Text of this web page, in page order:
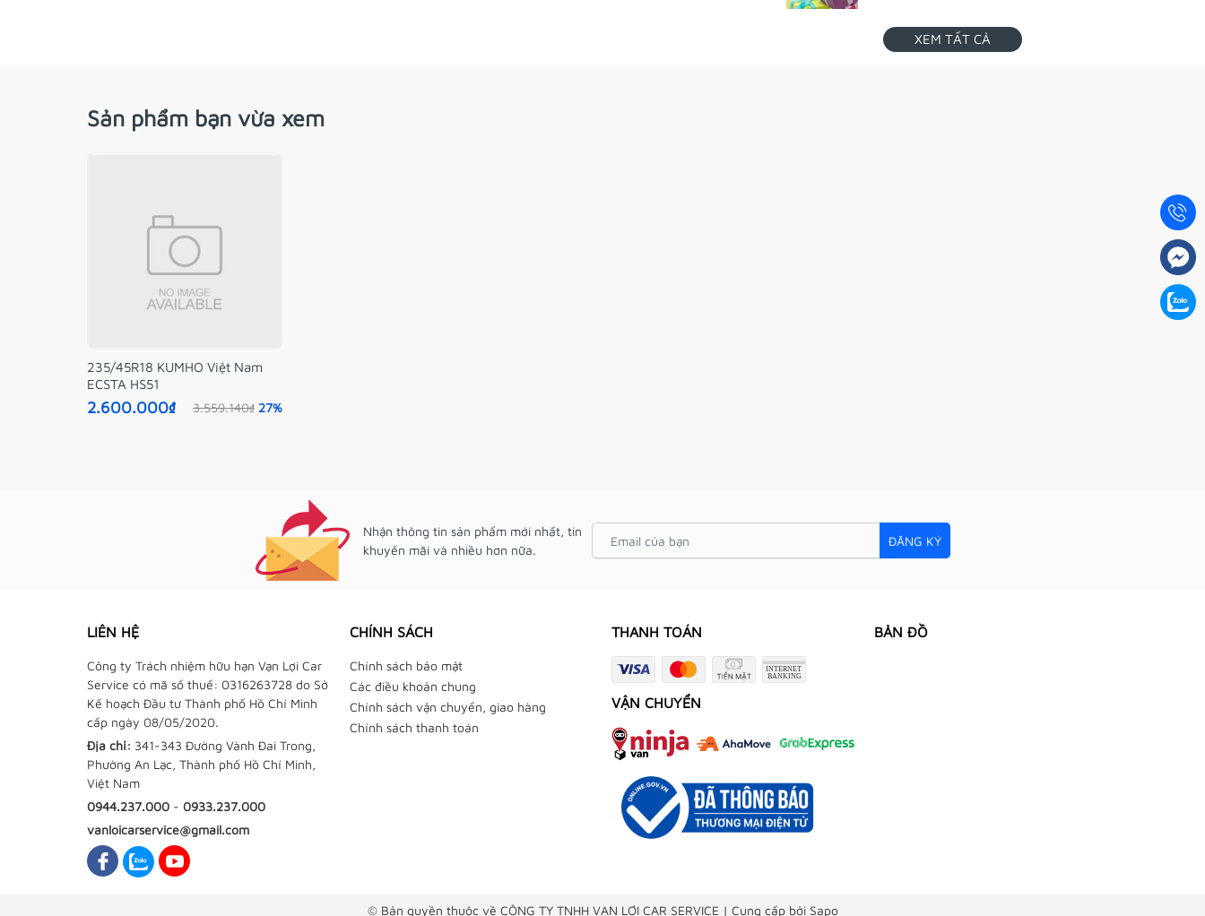
XEM TẤT CẢ
Sản phẩm bạn vừa xem
235/45R18 KUMHO Việt Nam
ECSTA HS51
2.600.000₫ 3.559.140₫ 27%
Nhận thông tin sản phẩm mới nhất, tin
khuyến mãi và nhiều hơn nữa.
ĐĂNG KÝ
LIÊN HỆ
Công ty Trách nhiệm hữu hạn Vạn Lợi Car
Service có mã số thuế: 0316263728 do Sở
Kế hoạch Đầu tư Thành phố Hồ Chí Minh
cấp ngày 08/05/2020.
Địa chỉ: 341-343 Đường Vành Đai Trong,
Phường An Lạc, Thành phố Hồ Chí Minh,
Việt Nam
0944.237.000 - 0933.237.000
vanloicarservice@gmail.com
CHÍNH SÁCH
Chính sách bảo mật
Các điều khoản chung
Chính sách vận chuyển, giao hàng
Chính sách thanh toán
THANH TOÁN
VẬN CHUYỂN
BẢN ĐỒ
© Bản quyền thuộc về CÔNG TY TNHH VẠN LỢI CAR SERVICE | Cung cấp bởi Sapo